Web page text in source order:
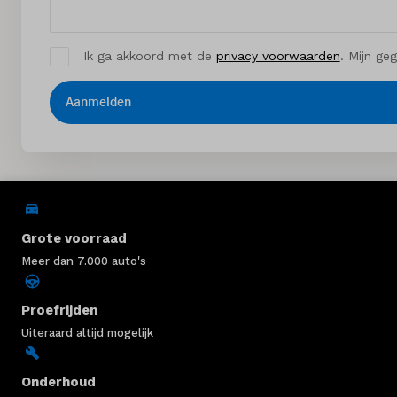
Ik ga akkoord met de privacy voorwaarden. Mijn
Aanmelden
Grote voorraad
Meer dan 7.000 auto's
Proefrijden
Uiteraard altijd mogelijk
Onderhoud